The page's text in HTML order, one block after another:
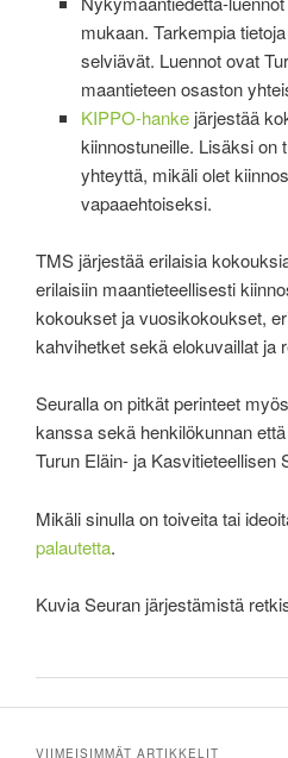
mukaan. Tarkempia
selviävät. Luennot ovat
maantieteen osaston
KIPPO-hankejärjestää
kiinnostuneille. Lisäksi on
yhteyttä, mikäli olet
vapaaehtoiseksi.
TMS järjestää erilaisia
erilaisiin maantieteellisesti
kokoukset ja vuosikokoukset,
kahvihetket sekä elokuvaillat ja
Seuralla on pitkät perinteet
kanssa sekä henkilökunnan
Turun Eläin- ja Kasvitieteellisen
Mikäli sinulla on toiveita tai
palautetta.
Kuvia Seuran järjestämistä
VIIMEISIMMÄT ARTIKKELIT